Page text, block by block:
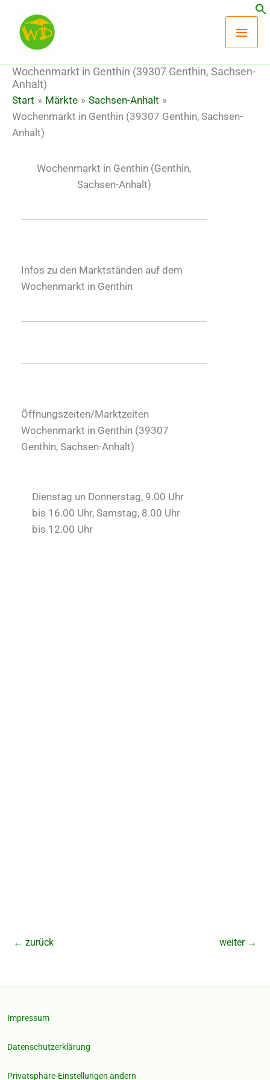
Inhalt
springen
Wochenmarkt in Genthin (39307 Genthin, Sachsen-
Anhalt)
Start Märkte
Sachsen-Anhalt
Wochenmarkt in Genthin (39307 Genthin, Sachsen-
Anhalt)
Wochenmarkt in Genthin (Genthin,
Sachsen-Anhalt)
Infos zu den Marktständen auf dem
Wochenmarkt in Genthin
Öffnungszeiten/Marktzeiten
Wochenmarkt in Genthin (39307
Genthin, Sachsen-Anhalt)
Dienstag un Donnerstag, 9.00 Uhr
bis 16.00 Uhr, Samstag, 8.00 Uhr
bis 12.00 Uhr
← zurück weiter →
Impressum
Datenschutzerklärung
Privatsphäre-Einstellungen ändern